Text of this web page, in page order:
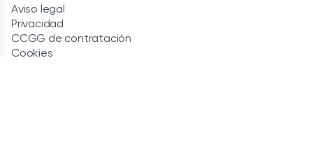
Aviso legal
Privacidad
CCGG de contratación
Cookies